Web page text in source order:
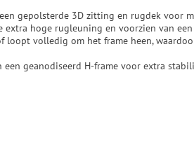
gepolsterde 3D zitting en rugdek voor
extra hoge rugleuning en voorzien van
loopt volledig om het frame heen,
een geanodiseerd H-frame voor extra